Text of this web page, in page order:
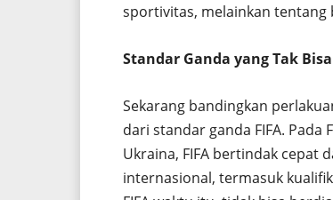
sportivitas, melainkan tentang
Standar Ganda yang Tak
Sekarang bandingkan
dari standar ganda FIFA.
Ukraina, FIFA bertindak cepat
internasional, termasuk